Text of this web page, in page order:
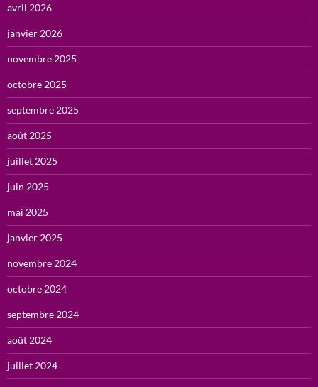
avril 2026
janvier 2026
novembre 2025
octobre 2025
septembre 2025
août 2025
juillet 2025
juin 2025
mai 2025
janvier 2025
novembre 2024
octobre 2024
septembre 2024
août 2024
juillet 2024